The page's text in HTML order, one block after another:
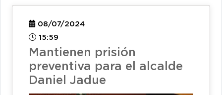
08/07/2024
15:59
Mantienen prisión
preventiva para el alcalde
Daniel Jadue